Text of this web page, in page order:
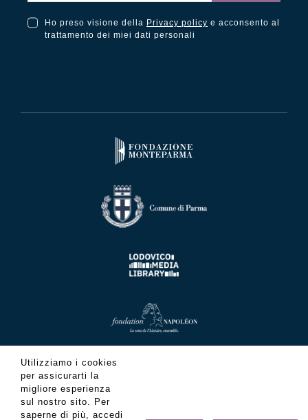
Ho preso visione della Privacy policy e acconsento al
trattamento dei miei dati personali
Utilizziamo i cookies
per assicurarti la
migliore esperienza
sul nostro sito. Per
saperne di più, accedi